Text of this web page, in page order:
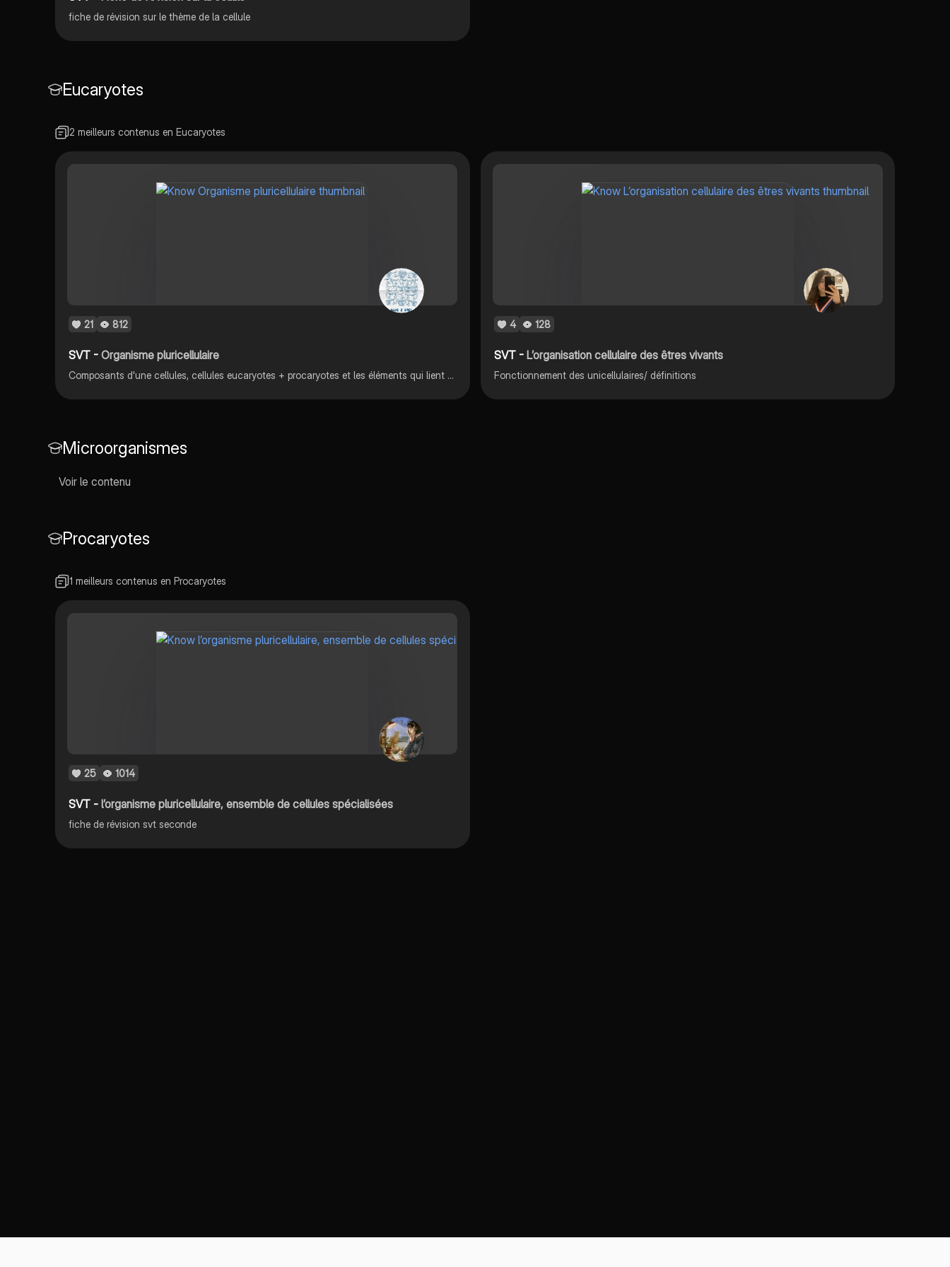
fiche de révision sur le thème de la cellule
Eucaryotes
2 meilleurs contenus en Eucaryotes
21 812
SVT -Organisme pluricellulaire
Composants d'une cellules, cellules eucaryotes + procaryotes et les éléments qui lient les cellules
4 128
SVT - L’organisation cellulaire des êtres vivants
Fonctionnement des unicellulaires/ définitions
Microorganismes
Voir le contenu
Procaryotes
1 meilleurs contenus en Procaryotes
25 1014
SVT -l’organisme pluricellulaire, ensemble de cellules spécialisées
fiche de révision svt seconde